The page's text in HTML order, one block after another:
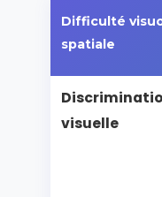
Difficulté
spatiale
visuelle